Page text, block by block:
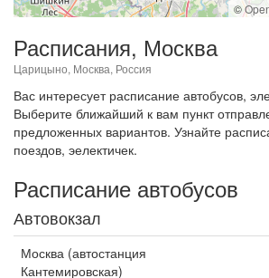
©
Расписания, Москва
Царицыно, Москва, Россия
Вас интересует расписание автобусов,
Выберите ближайший к вам пункт
предложенных вариантов. Узнайте
поездов, эелектичек.
Расписание автобусов
Автовокзал
Москва (автостанция
Кантемировская)